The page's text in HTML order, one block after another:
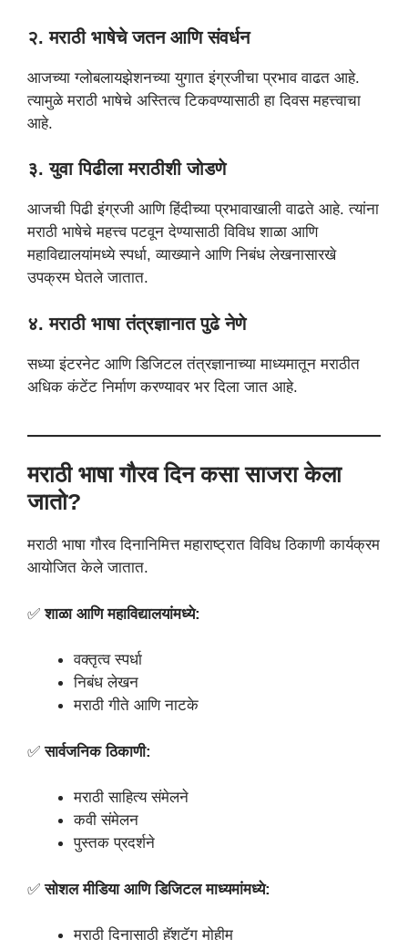
२. मराठी भाषेचे जतन आणि संवर्धन
आजच्या ग्लोबलायझेशनच्या युगात इंग्रजीचा प्रभाव वाढत आहे.
त्यामुळे मराठी भाषेचे अस्तित्व टिकवण्यासाठी हा दिवस महत्त्वाचा
आहे.
३. युवा पिढीला मराठीशी जोडणे
आजची पिढी इंग्रजी आणि हिंदीच्या प्रभावाखाली वाढते आहे. त्यांना
मराठी भाषेचे महत्त्व पटवून देण्यासाठी विविध शाळा आणि
महाविद्यालयांमध्ये स्पर्धा, व्याख्याने आणि निबंध लेखनासारखे
उपक्रम घेतले जातात.
४. मराठी भाषा तंत्रज्ञानात पुढे नेणे
सध्या इंटरनेट आणि डिजिटल तंत्रज्ञानाच्या माध्यमातून मराठीत
अधिक कंटेंट निर्माण करण्यावर भर दिला जात आहे.
मराठी भाषा गौरव दिन कसा साजरा केला
जातो?
मराठी भाषा गौरव दिनानिमित्त महाराष्ट्रात विविध ठिकाणी कार्यक्रम
आयोजित केले जातात.
✅शाळा आणि महाविद्यालयांमध्ये:
वक्तृत्व स्पर्धा
निबंध लेखन
मराठी गीते आणि नाटके
✅सार्वजनिक ठिकाणी:
मराठी साहित्य संमेलने
कवी संमेलन
पुस्तक प्रदर्शने
✅सोशल मीडिया आणि डिजिटल माध्यमांमध्ये:
मराठी दिनासाठी हॅशटॅग मोहीम